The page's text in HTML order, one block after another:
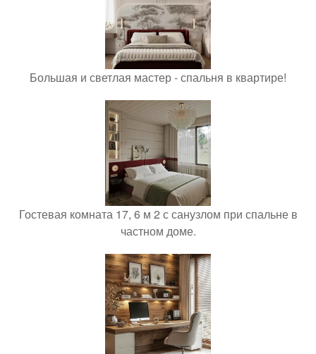
Большая и светлая мастер - спальня в квартире!
Гостевая комната 17, 6 м 2 с санузлом при спальне в
частном доме.